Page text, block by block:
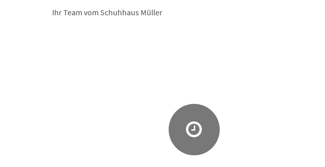
Ihr Team vom Schuhhaus Müller